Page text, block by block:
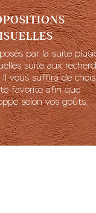
par la suite
suite aux
vous suffira de
favorite afin que
selon vos goûts.